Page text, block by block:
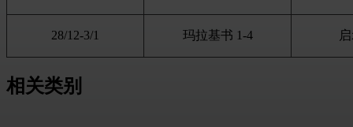
28/12-3/1 玛拉基书 1-4
相关类别